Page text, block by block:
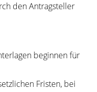
den Antragsteller
beginnen für
Fristen, bei